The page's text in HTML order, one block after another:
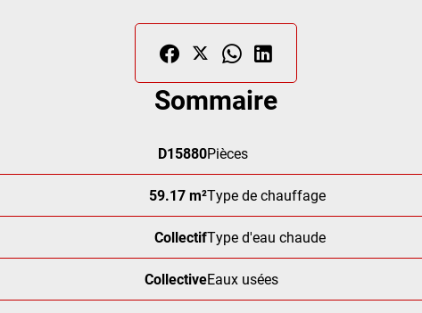
Sommaire
D15880Pièces
59.17 m²Type de chauffage
CollectifType d'eau chaude
CollectiveEaux usées